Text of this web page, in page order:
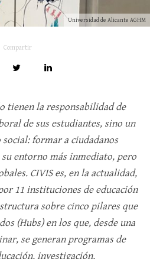
Universidad de Alicante AGHM
Compartir
tienen la responsabilidad de
de sus estudiantes, sino un
formar a ciudadanos
entorno más inmediato, pero
CIVIS es, en la actualidad,
11 instituciones de educación
sobre cinco pilares que
(Hubs) en los que, desde una
se generan programas de
investigación,